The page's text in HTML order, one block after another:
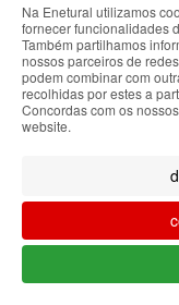
3 a
dia,
240
ABOUT
Enetural
cookies that
website,
continuing to
these cookies.
Privacy and
preferences in
Na Enetural utilizamos
fornecer funcionalidades
Também partilhamos
nossos parceiros de
podem combinar com
recolhidas por estes a
Concordas com os
website.